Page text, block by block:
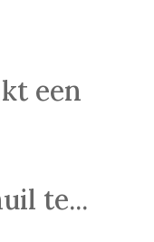
een
te...